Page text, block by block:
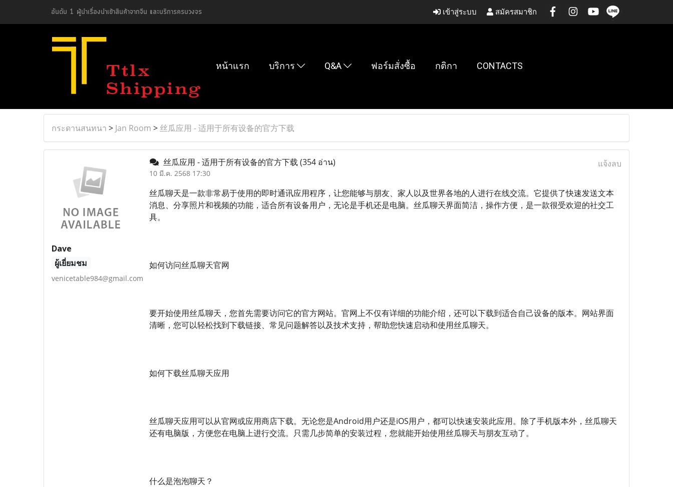
อันดับ 1 ผู้นำเรื่องนำเข้าสินค้าจากจีน และบริการครบวงจร เข้าสู่ระบบ สมัครสมาชิก
หน้าแรก บริการ Q&A ฟอร์มสั่งซื้อ กติกา CONTACTS
กระดานสนทนา > Jan Room > 丝瓜应用 - 适用于所有设备的官方下载
Dave
ผู้เยี่ยมชม
venicetable984@gmail.com
丝瓜应用 - 适用于所有设备的官方下载 (354 อ่าน)
10 มี.ค. 2568 17:30
แจ้งลบ
丝瓜聊天是一款非常易于使用的即时通讯应用程序，让您能够与朋友、家人以及世界各地的人进行在线交流。它提供了快速发送文本
消息、分享照片和视频的功能，适合所有设备用户，无论是手机还是电脑。丝瓜聊天界面简洁，操作方便，是一款很受欢迎的社交工
具。
如何访问丝瓜聊天官网
要开始使用丝瓜聊天，您首先需要访问它的官方网站。官网上不仅有详细的功能介绍，还可以下载到适合自己设备的版本。网站界面
清晰，您可以轻松找到下载链接、常见问题解答以及技术支持，帮助您快速启动和使用丝瓜聊天。
如何下载丝瓜聊天应用
丝瓜聊天应用可以从官网或应用商店下载。无论您是Android用户还是iOS用户，都可以快速安装此应用。除了手机版本外，丝瓜聊天
还有电脑版，方便您在电脑上进行交流。只需几步简单的安装过程，您就能开始使用丝瓜聊天与朋友互动了。
什么是泡泡聊天？